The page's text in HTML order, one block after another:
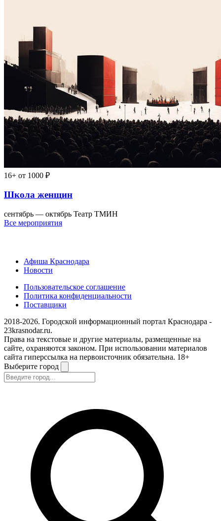
16+ от 1000 ₽
Школа женщин
сентябрь — октябрь Театр ТМИН
Все мероприятия
Афиша Краснодара
Новости
Пользовательское соглашение
Политика конфиденциальности
Поставщики
2018-2026. Городской информационный портал Краснодара -
23krasnodar.ru.
Права на текстовые и другие материалы, размещенные на
сайте, охраняются законом. При использовании материалов
сайта гиперссылка на первоисточник обязательна. 18+
Выберите город